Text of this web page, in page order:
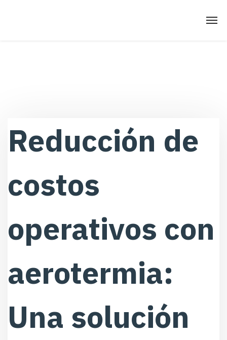
Reducción de
costos
operativos con
aerotermia:
Una solución